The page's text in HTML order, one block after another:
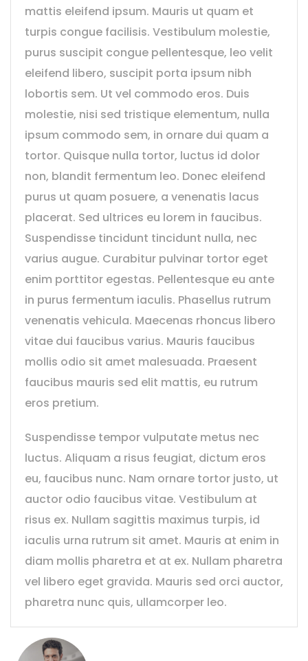
mattis eleifend ipsum. Mauris ut quam et
turpis congue facilisis. Vestibulum molestie,
purus suscipit congue pellentesque, leo velit
eleifend libero, suscipit porta ipsum nibh
lobortis sem. Ut vel commodo eros. Duis
molestie, nisi sed tristique elementum, nulla
ipsum commodo sem, in ornare dui quam a
tortor. Quisque nulla tortor, luctus id dolor
non, blandit fermentum leo. Donec eleifend
purus ut quam posuere, a venenatis lacus
placerat. Sed ultrices eu lorem in faucibus.
Suspendisse tincidunt tincidunt nulla, nec
varius augue. Curabitur pulvinar tortor eget
enim porttitor egestas. Pellentesque eu ante
in purus fermentum iaculis. Phasellus rutrum
venenatis vehicula. Maecenas rhoncus libero
vitae dui faucibus varius. Mauris faucibus
mollis odio sit amet malesuada. Praesent
faucibus mauris sed elit mattis, eu rutrum
eros pretium.
Suspendisse tempor vulputate metus nec
luctus. Aliquam a risus feugiat, dictum eros
eu, faucibus nunc. Nam ornare tortor justo, ut
auctor odio faucibus vitae. Vestibulum at
risus ex. Nullam sagittis maximus turpis, id
iaculis urna rutrum sit amet. Mauris at enim in
diam mollis pharetra et at ex. Nullam pharetra
vel libero eget gravida. Mauris sed orci auctor,
pharetra nunc quis, ullamcorper leo.